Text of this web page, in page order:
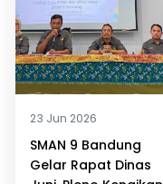
23 Jun 2026
SMAN 9 Bandung
Gelar Rapat Dinas